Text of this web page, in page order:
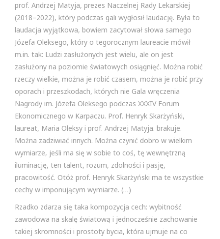
prof. Andrzej Matyja, prezes Naczelnej Rady Lekarskiej
(2018–2022), który podczas gali wygłosił laudację. Była to
laudacja wyjątkowa, bowiem zacytował słowa samego
Józefa Oleksego, który o tegorocznym laureacie mówił
m.in. tak: Ludzi zasłużonych jest wielu, ale on jest
zasłużony na poziomie światowych osiągnięć. Można robić
rzeczy wielkie, można je robić czasem, można je robić przy
oporach i przeszkodach, których nie Gala wręczenia
Nagrody im. Józefa Oleksego podczas XXXIV Forum
Ekonomicznego w Karpaczu. Prof. Henryk Skarżyński,
laureat, Maria Oleksy i prof. Andrzej Matyja. brakuje.
Można zadziwiać innych. Można czynić dobro w wielkim
wymiarze, jeśli ma się w sobie to coś, tę wewnętrzną
iluminację, ten talent, rozum, zdolności i pasję,
pracowitość. Otóż prof. Henryk Skarżyński ma te wszystkie
cechy w imponującym wymiarze. (…)
Rzadko zdarza się taka kompozycja cech: wybitność
zawodowa na skalę światową i jednocześnie zachowanie
takiej skromności i prostoty bycia, która ujmuje na co